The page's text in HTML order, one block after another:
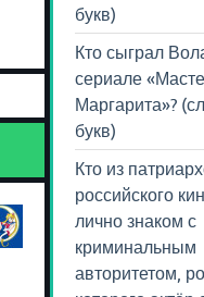
букв)
Кто сыграл
сериале
Маргарита»?
букв)
Кто из
российского
лично знаком с
криминальным
авторитетом,